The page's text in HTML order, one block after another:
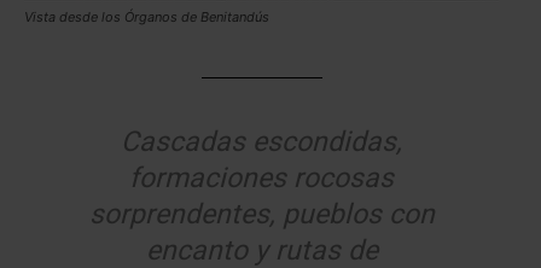
Vista desde los Órganos de Benitandús
Cascadas escondidas,
formaciones rocosas
sorprendentes, pueblos con
encanto y rutas de